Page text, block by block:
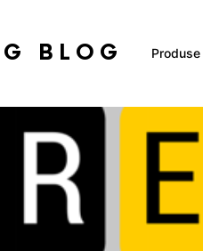
BLOG